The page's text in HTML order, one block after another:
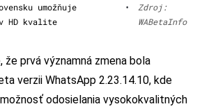
umožňuje
HD kvalite
•
Zdroj:
WABetaInfo
že prvá významná zmena bola
verzii WhatsApp 2.23.14.10, kde
odosielania vysokokvalitných